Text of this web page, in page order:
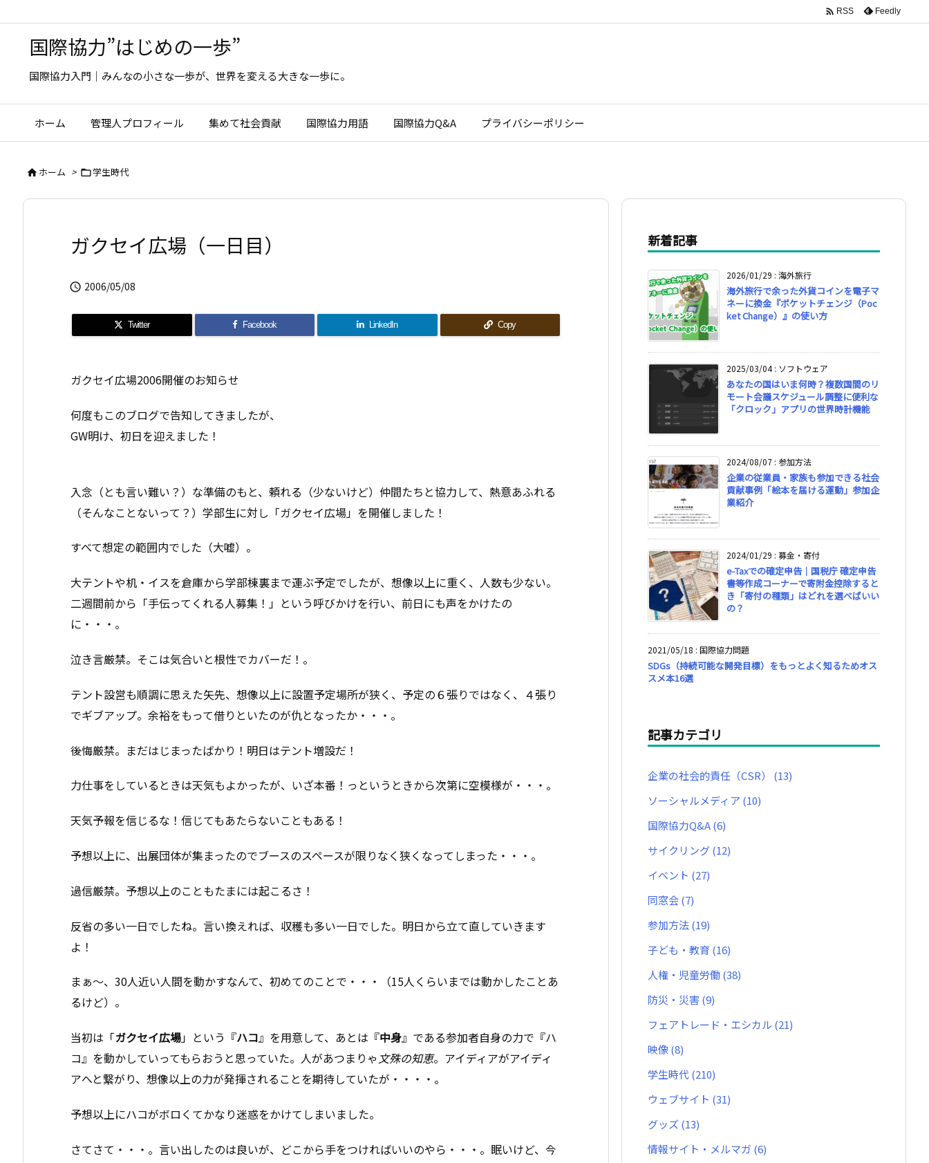
国際協力”はじめの一歩”
国際協力入門｜みんなの小さな一歩が、世界を変える大きな一歩に。
ホーム 管理人プロフィール 集めて社会貢献 国際協力用語 国際協力Q&A プライバシーポリシー
 RSS Feedly
ホーム > 学生時代
ガクセイ広場（一日目）
 2006/05/08
Twitter Facebook LinkedIn Copy
ガクセイ広場2006開催のお知らせ
何度もこのブログで告知してきましたが、
GW明け、初日を迎えました！
入念（とも言い難い？）な準備のもと、頼れる（少ないけど）仲間たちと協力して、熱意あふれる
（そんなことないって？）学部生に対し「ガクセイ広場」を開催しました！
すべて想定の範囲内でした（大嘘）。
大テントや机・イスを倉庫から学部棟裏まで運ぶ予定でしたが、想像以上に重く、人数も少ない。
二週間前から「手伝ってくれる人募集！」という呼びかけを行い、前日にも声をかけたの
に・・・。
泣き言厳禁。そこは気合いと根性でカバーだ！。
テント設営も順調に思えた矢先、想像以上に設置予定場所が狭く、予定の６張りではなく、４張り
でギブアップ。余裕をもって借りといたのが仇となったか・・・。
後悔厳禁。まだはじまったばかり！明日はテント増設だ！
力仕事をしているときは天気もよかったが、いざ本番！っというときから次第に空模様が・・・。
天気予報を信じるな！信じてもあたらないこともある！
予想以上に、出展団体が集まったのでブースのスペースが限りなく狭くなってしまった・・・。
過信厳禁。予想以上のこともたまには起こるさ！
反省の多い一日でしたね。言い換えれば、収穫も多い一日でした。明日から立て直していきます
よ！
まぁ〜、30人近い人間を動かすなんて、初めてのことで・・・（15人くらいまでは動かしたことあ
るけど）。
当初は「ガクセイ広場」という『ハコ』を用意して、あとは『中身』である参加者自身の力で『ハ
コ』を動かしていってもらおうと思っていた。人があつまりゃ文殊の知恵。アイディアがアイディ
アへと繋がり、想像以上の力が発揮されることを期待していたが・・・・。
予想以上にハコがボロくてかなり迷惑をかけてしまいました。
さてさて・・・。言い出したのは良いが、どこから手をつければいいのやら・・・。眠いけど、今
新着記事
2026/01/29 : 海外旅行
海外旅行で余った外貨コインを電子マ
ネーに換金『ポケットチェンジ（Poc
ket Change）』の使い方
2025/03/04: ソフトウェア
あなたの国はいま何時？複数国間のリ
モート会議スケジュール調整に便利な
「クロック」アプリの世界時計機能
2024/08/07 : 参加方法
企業の従業員・家族も参加できる社会
貢献事例「絵本を届ける運動」参加企
業紹介
2024/01/29 : 募金・寄付
e-Taxでの確定申告｜国税庁 確定申告
書等作成コーナーで寄附金控除すると
き「寄付の種類」はどれを選べばいい
の？
2021/05/18 : 国際協力問題
SDGs（持続可能な開発目標）をもっとよく知るためオス
スメ本16選
記事カテゴリ
企業の社会的責任（CSR） (13)
ソーシャルメディア (10)
国際協力Q&A(6)
サイクリング(12)
イベント (27)
同窓会(7)
参加方法(19)
子ども・教育 (16)
人権・児童労働(38)
防災・災害(9)
フェアトレード・エシカル (21)
映像(8)
学生時代(210)
ウェブサイト (31)
グッズ (13)
情報サイト・メルマガ (6)